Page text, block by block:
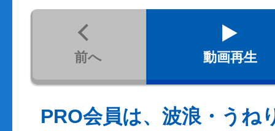
前へ 動画再生
PRO会員は、波浪・うね